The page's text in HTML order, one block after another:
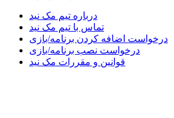
درباره تیم مک نید
تماس با تیم مک نید
درخواست اضافه کردن برنامه/بازی
درخواست نصب برنامه/بازی
قوانین و مقررات مک نید